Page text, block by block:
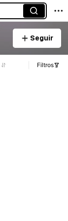
Seguir
Filtros